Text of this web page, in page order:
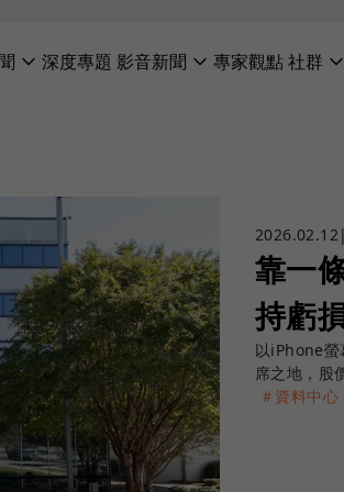
深度專題 影音新聞 專家觀點社群
2026.02.12
靠一
持虧
以iPhone螢
席之地，股
＃資料中心